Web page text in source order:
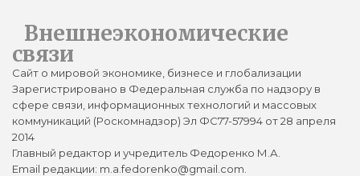
Внешнеэкономические
связи
Сайт о мировой экономике, бизнесе и глобализации
Зарегистрировано в Федеральная служба по надзору в
сфере связи, информационных технологий и массовых
коммуникаций (Роскомнадзор) Эл ФС77-57994 от 28 апреля
2014
Главный редактор и учредитель Федоренко М.А.
Email редакции: m.a.fedorenko@gmail.com.